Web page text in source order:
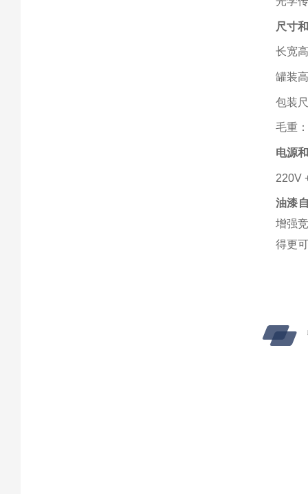
尺寸
长宽
罐装
包装
毛重
电源
220V
油漆
增强
得更